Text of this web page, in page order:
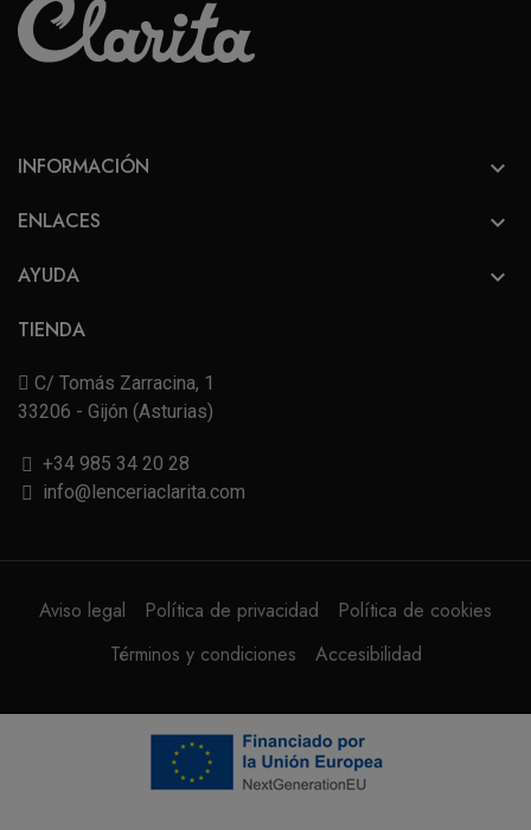
INFORMACIÓN 
ENLACES 
AYUDA 
TIENDA
C/ Tomás Zarracina, 1
33206 - Gijón (Asturias)
+34 985 34 20 28
info@lenceriaclarita.com
Aviso legal Política de privacidad
Política de cookies
Términos y condiciones
Accesibilidad